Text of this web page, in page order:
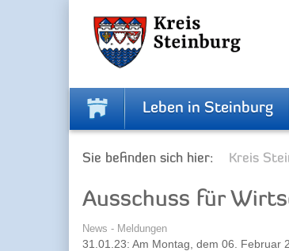
Leben in Steinburg
Sie befinden sich hier: Kreis
Ausschuss für
News - Meldungen
31.01.23: Am Montag, dem 06. Februar